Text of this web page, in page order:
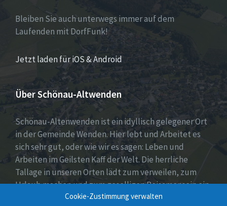
Cookie-Zustimmung verwalten
Bleiben Sie auch unterwegs immer auf dem
Laufenden mit DorfFunk!
Jetzt laden für iOS & Android
Über Schönau-Altwenden
Schönau-Altenwenden ist ein idyllisch gelegener Ort
in der Gemeinde Wenden. Hier lebt und Arbeitet es
sich sehr gut, oder wie wir es sagen: Leben und
Arbeiten im Geilsten Kaff der Welt. Die herrliche
Tallage in unseren Orten lädt zum verweilen, zum
Urlaub machen und zum geselligen Beisamensein ein.
Dies wird auch durch unser aktives Vereinsleben